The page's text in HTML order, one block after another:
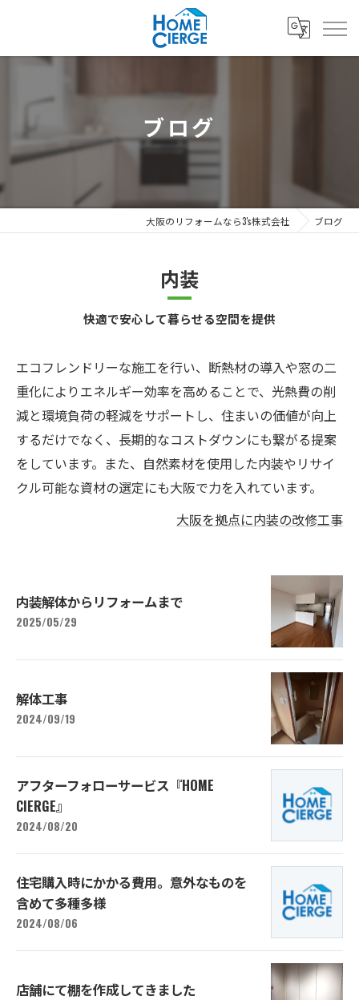
ブログ
大阪のリフォームなら3's株式会社 ブログ
内装
快適で安心して暮らせる空間を提供
エコフレンドリーな施工を行い、断熱材の導入や窓の二
重化によりエネルギー効率を高めることで、光熱費の削
減と環境負荷の軽減をサポートし、住まいの価値が向上
するだけでなく、長期的なコストダウンにも繋がる提案
をしています。また、自然素材を使用した内装やリサイ
クル可能な資材の選定にも大阪で力を入れています。
大阪を拠点に内装の改修工事
内装解体からリフォームまで
2025/05/29
解体工事
2024/09/19
アフターフォローサービス『HOME
CIERGE』
2024/08/20
住宅購入時にかかる費用。意外なものを
含めて多種多様
2024/08/06
店舗にて棚を作成してきました